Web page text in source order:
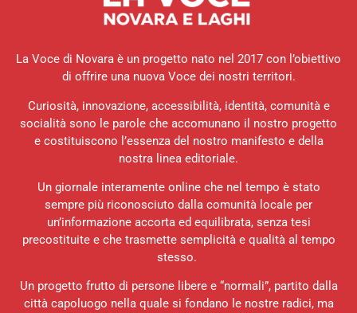
La Voce di Novara è un progetto nato nel 2017 con l’obiettivo
di offrire una nuova Voce dei nostri territori.
Curiosità, innovazione, accessibilità, identità, comunità e
socialità sono le parole che accomunano il nostro progetto
e costituiscono l’essenza del nostro manifesto e della
nostra linea editoriale.
Un giornale interamente online che nel tempo è stato
sempre più riconosciuto dalla comunità locale per
un’informazione accorta ed equilibrata, senza tesi
precostituite e che trasmette semplicità e qualità al tempo
stesso.
Un progetto frutto di persone libere e “normali”, partito dalla
città capoluogo nella quale si fondano le nostre radici, ma